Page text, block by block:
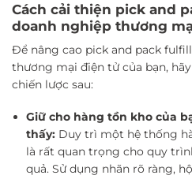
Cách cải thiện pick and
doanh nghiệp thương
Để nâng cao pick and pack
thương mại điện tử của bạn,
chiến lược sau:
Giữ cho hàng tồn kho của
thấy: Duy trì một hệ thống
là rất quan trọng cho quy
quả. Sử dụng nhãn rõ ràng,